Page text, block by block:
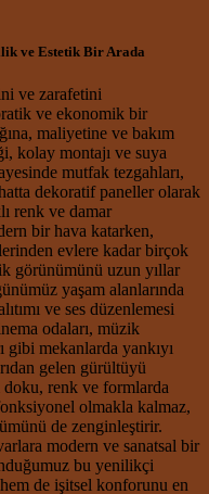
ve Estetik Bir Arada
ve zarafetini
ve ekonomik bir
maliyetine ve bakım
kolay montajı ve suya
mutfak tezgahları,
dekoratif paneller olarak
renk ve damar
bir hava katarken,
evlere kadar birçok
görünümünü uzun yıllar
yaşam alanlarında
ve ses düzenlemesi
odaları, müzik
gibi mekanlarda yankıyı
gelen gürültüyü
doku, renk ve formlarda
olmakla kalmaz,
de zenginleştirir.
modern ve sanatsal bir
bu yenilikçi
de işitsel konforunu en